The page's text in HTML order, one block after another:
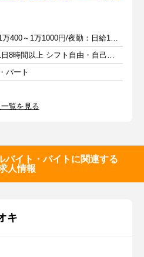
日勤：日給1万400～1万1000円/夜勤：日給1万3000～1万3500円
週1日以上 1日8時間以上 シフト自由・自己申告
パート
覧を見る
バイト・バイトに関連する
人情報
キ